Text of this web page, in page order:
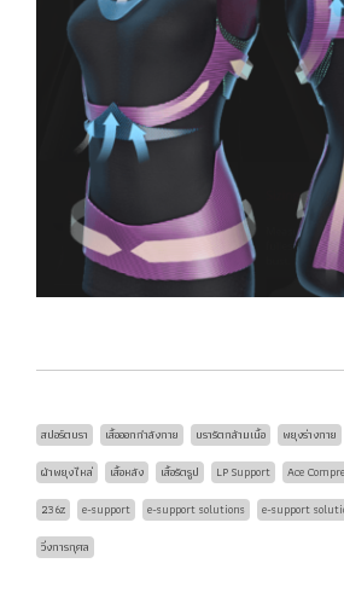
สปอร์ตบรา เสื้อออกกำลังกาย บรารัดกล้ามเนื้อ พยุงร่างกาย
ผ้าพยุงไหล่
เสื้อหลัง เสื้อรัดรูป LP Support Ace
236z
e-support e-support solutions e-support
วิ่งการกุศล